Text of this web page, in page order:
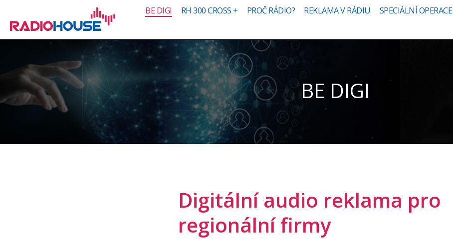
BE DIGI RH 300 CROSS + PROČ RÁDIO? REKLAMA V RÁDIU SPECIÁLNÍ OPERACE
BE DIGI
Digitální audio reklama pro
regionální firmy